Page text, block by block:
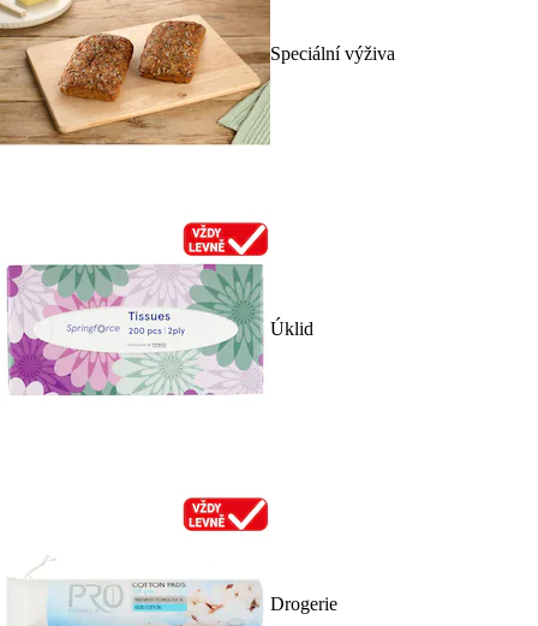
Speciální výživa
Úklid
Drogerie